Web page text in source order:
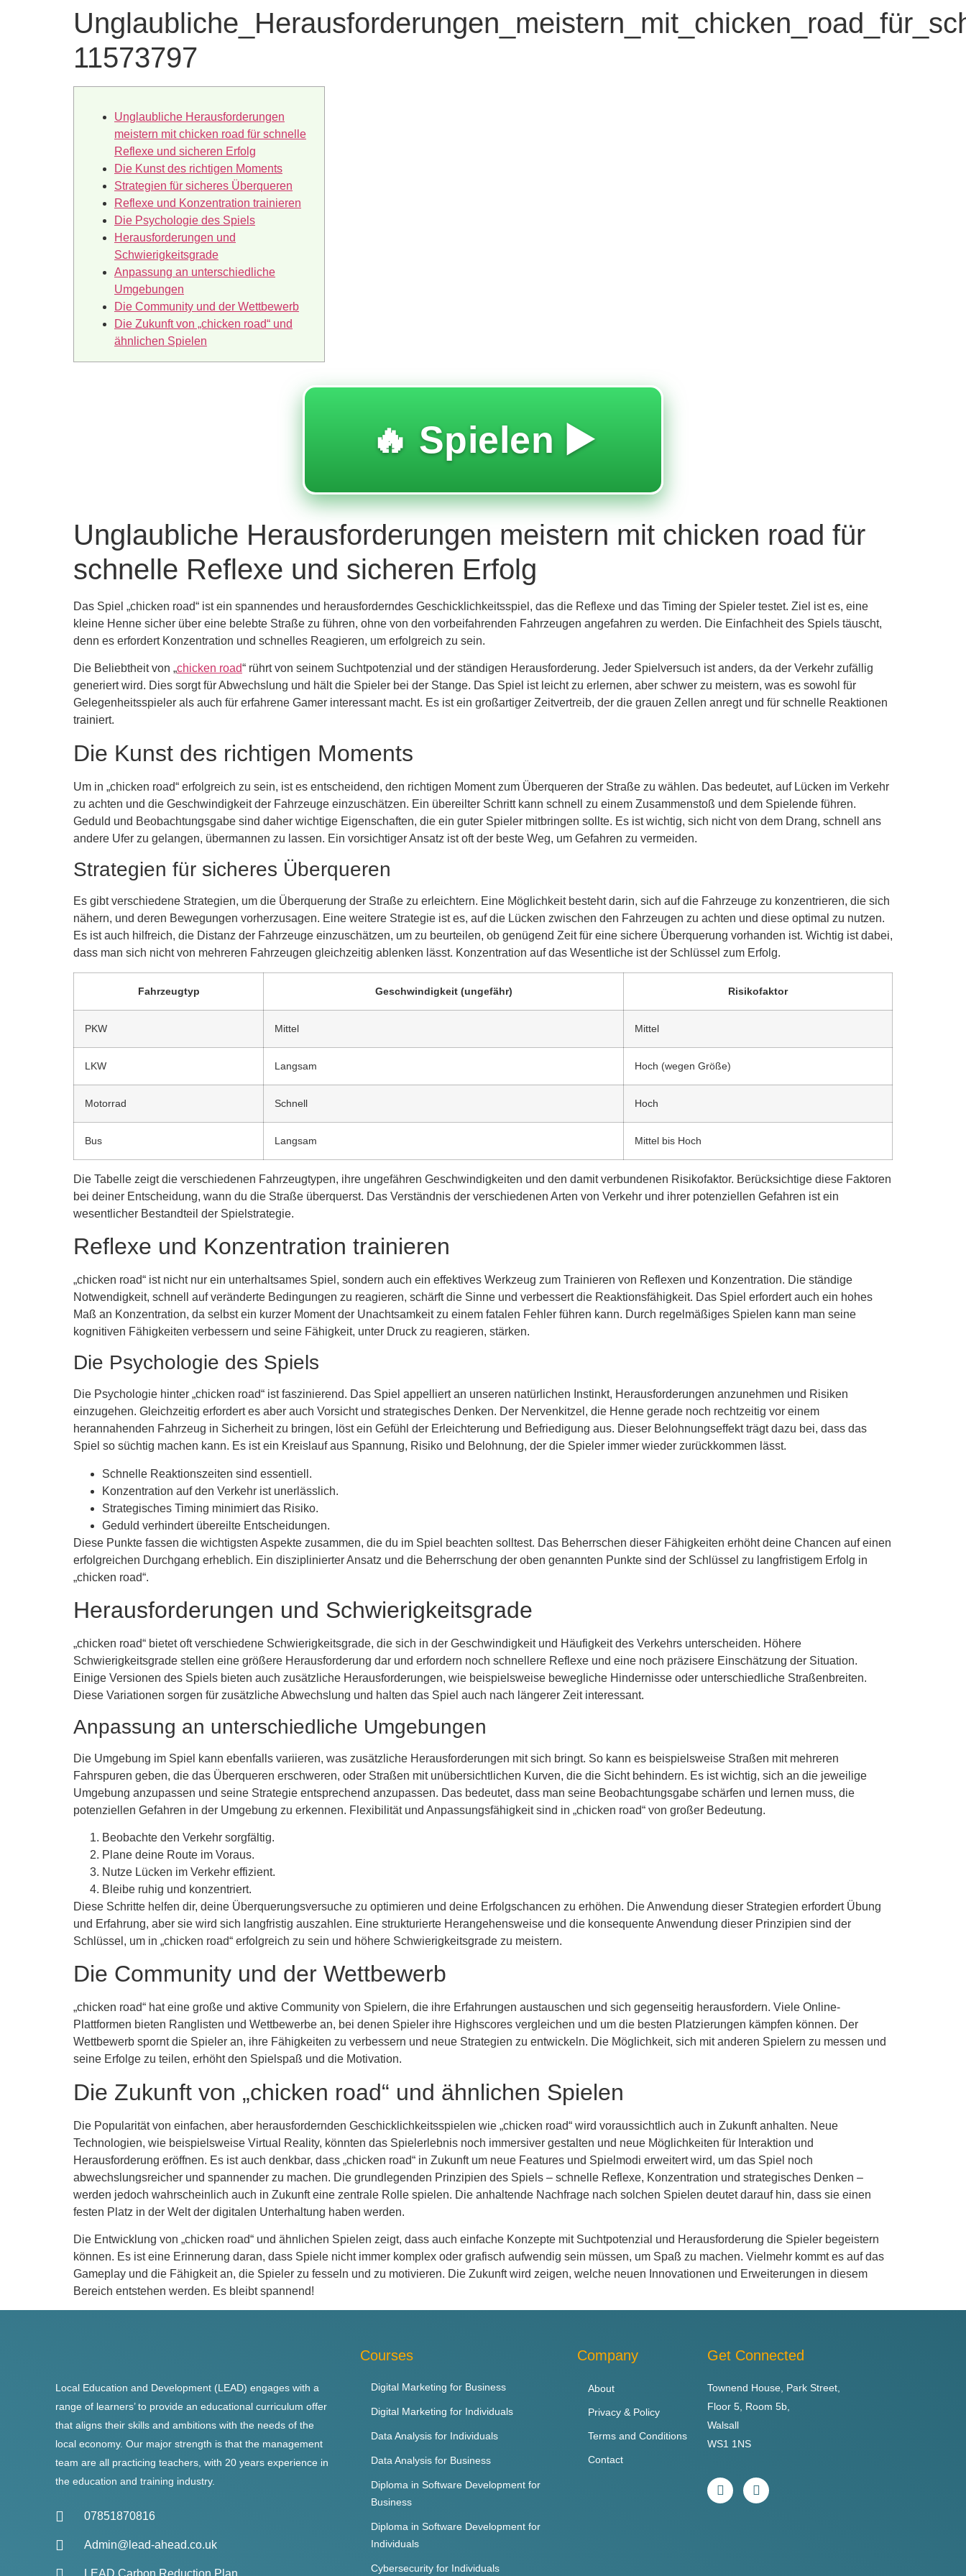
11573797
Unglaubliche Herausforderungen
meistern mit chicken road für schnelle
Reflexe und sicheren Erfolg
Die Kunst des richtigen Moments
Strategien für sicheres Überqueren
Reflexe und Konzentration trainieren
Die Psychologie des Spiels
Herausforderungen und
Schwierigkeitsgrade
Anpassung an unterschiedliche
Umgebungen
Die Community und der Wettbewerb
Die Zukunft von „chicken road“ und
ähnlichen Spielen
🔥 Spielen ▶️
Unglaubliche Herausforderungen meistern mit chicken road für
schnelle Reflexe und sicheren Erfolg
Das Spiel „chicken road“ ist ein spannendes und herausforderndes Geschicklichkeitsspiel, das die Reflexe und das Timing der Spieler testet. Ziel ist es, eine
kleine Henne sicher über eine belebte Straße zu führen, ohne von den vorbeifahrenden Fahrzeugen angefahren zu werden. Die Einfachheit des Spiels täuscht,
denn es erfordert Konzentration und schnelles Reagieren, um erfolgreich zu sein.
Die Beliebtheit von „chicken road“ rührt von seinem Suchtpotenzial und der ständigen Herausforderung. Jeder Spielversuch ist anders, da der Verkehr zufällig
generiert wird. Dies sorgt für Abwechslung und hält die Spieler bei der Stange. Das Spiel ist leicht zu erlernen, aber schwer zu meistern, was es sowohl für
Gelegenheitsspieler als auch für erfahrene Gamer interessant macht. Es ist ein großartiger Zeitvertreib, der die grauen Zellen anregt und für schnelle Reaktionen
trainiert.
Die Kunst des richtigen Moments
Um in „chicken road“ erfolgreich zu sein, ist es entscheidend, den richtigen Moment zum Überqueren der Straße zu wählen. Das bedeutet, auf Lücken im Verkehr
zu achten und die Geschwindigkeit der Fahrzeuge einzuschätzen. Ein übereilter Schritt kann schnell zu einem Zusammenstoß und dem Spielende führen.
Geduld und Beobachtungsgabe sind daher wichtige Eigenschaften, die ein guter Spieler mitbringen sollte. Es ist wichtig, sich nicht von dem Drang, schnell ans
andere Ufer zu gelangen, übermannen zu lassen. Ein vorsichtiger Ansatz ist oft der beste Weg, um Gefahren zu vermeiden.
Strategien für sicheres Überqueren
Es gibt verschiedene Strategien, um die Überquerung der Straße zu erleichtern. Eine Möglichkeit besteht darin, sich auf die Fahrzeuge zu konzentrieren, die sich
nähern, und deren Bewegungen vorherzusagen. Eine weitere Strategie ist es, auf die Lücken zwischen den Fahrzeugen zu achten und diese optimal zu nutzen.
Es ist auch hilfreich, die Distanz der Fahrzeuge einzuschätzen, um zu beurteilen, ob genügend Zeit für eine sichere Überquerung vorhanden ist. Wichtig ist dabei,
dass man sich nicht von mehreren Fahrzeugen gleichzeitig ablenken lässt. Konzentration auf das Wesentliche ist der Schlüssel zum Erfolg.
Fahrzeugtyp Geschwindigkeit (ungefähr) Risikofaktor
PKW Mittel Mittel
LKW Langsam Hoch (wegen Größe)
Motorrad Schnell Hoch
Bus Langsam Mittel bis Hoch
Die Tabelle zeigt die verschiedenen Fahrzeugtypen, ihre ungefähren Geschwindigkeiten und den damit verbundenen Risikofaktor. Berücksichtige diese Faktoren
bei deiner Entscheidung, wann du die Straße überquerst. Das Verständnis der verschiedenen Arten von Verkehr und ihrer potenziellen Gefahren ist ein
wesentlicher Bestandteil der Spielstrategie.
Reflexe und Konzentration trainieren
„chicken road“ ist nicht nur ein unterhaltsames Spiel, sondern auch ein effektives Werkzeug zum Trainieren von Reflexen und Konzentration. Die ständige
Notwendigkeit, schnell auf veränderte Bedingungen zu reagieren, schärft die Sinne und verbessert die Reaktionsfähigkeit. Das Spiel erfordert auch ein hohes
Maß an Konzentration, da selbst ein kurzer Moment der Unachtsamkeit zu einem fatalen Fehler führen kann. Durch regelmäßiges Spielen kann man seine
kognitiven Fähigkeiten verbessern und seine Fähigkeit, unter Druck zu reagieren, stärken.
Die Psychologie des Spiels
Die Psychologie hinter „chicken road“ ist faszinierend. Das Spiel appelliert an unseren natürlichen Instinkt, Herausforderungen anzunehmen und Risiken
einzugehen. Gleichzeitig erfordert es aber auch Vorsicht und strategisches Denken. Der Nervenkitzel, die Henne gerade noch rechtzeitig vor einem
herannahenden Fahrzeug in Sicherheit zu bringen, löst ein Gefühl der Erleichterung und Befriedigung aus. Dieser Belohnungseffekt trägt dazu bei, dass das
Spiel so süchtig machen kann. Es ist ein Kreislauf aus Spannung, Risiko und Belohnung, der die Spieler immer wieder zurückkommen lässt.
Schnelle Reaktionszeiten sind essentiell.
Konzentration auf den Verkehr ist unerlässlich.
Strategisches Timing minimiert das Risiko.
Geduld verhindert übereilte Entscheidungen.
Diese Punkte fassen die wichtigsten Aspekte zusammen, die du im Spiel beachten solltest. Das Beherrschen dieser Fähigkeiten erhöht deine Chancen auf einen
erfolgreichen Durchgang erheblich. Ein disziplinierter Ansatz und die Beherrschung der oben genannten Punkte sind der Schlüssel zu langfristigem Erfolg in
„chicken road“.
Herausforderungen und Schwierigkeitsgrade
„chicken road“ bietet oft verschiedene Schwierigkeitsgrade, die sich in der Geschwindigkeit und Häufigkeit des Verkehrs unterscheiden. Höhere
Schwierigkeitsgrade stellen eine größere Herausforderung dar und erfordern noch schnellere Reflexe und eine noch präzisere Einschätzung der Situation.
Einige Versionen des Spiels bieten auch zusätzliche Herausforderungen, wie beispielsweise bewegliche Hindernisse oder unterschiedliche Straßenbreiten.
Diese Variationen sorgen für zusätzliche Abwechslung und halten das Spiel auch nach längerer Zeit interessant.
Anpassung an unterschiedliche Umgebungen
Die Umgebung im Spiel kann ebenfalls variieren, was zusätzliche Herausforderungen mit sich bringt. So kann es beispielsweise Straßen mit mehreren
Fahrspuren geben, die das Überqueren erschweren, oder Straßen mit unübersichtlichen Kurven, die die Sicht behindern. Es ist wichtig, sich an die jeweilige
Umgebung anzupassen und seine Strategie entsprechend anzupassen. Das bedeutet, dass man seine Beobachtungsgabe schärfen und lernen muss, die
potenziellen Gefahren in der Umgebung zu erkennen. Flexibilität und Anpassungsfähigkeit sind in „chicken road“ von großer Bedeutung.
Beobachte den Verkehr sorgfältig.
Plane deine Route im Voraus.
Nutze Lücken im Verkehr effizient.
Bleibe ruhig und konzentriert.
Diese Schritte helfen dir, deine Überquerungsversuche zu optimieren und deine Erfolgschancen zu erhöhen. Die Anwendung dieser Strategien erfordert Übung
und Erfahrung, aber sie wird sich langfristig auszahlen. Eine strukturierte Herangehensweise und die konsequente Anwendung dieser Prinzipien sind der
Schlüssel, um in „chicken road“ erfolgreich zu sein und höhere Schwierigkeitsgrade zu meistern.
Die Community und der Wettbewerb
„chicken road“ hat eine große und aktive Community von Spielern, die ihre Erfahrungen austauschen und sich gegenseitig herausfordern. Viele Online-
Plattformen bieten Ranglisten und Wettbewerbe an, bei denen Spieler ihre Highscores vergleichen und um die besten Platzierungen kämpfen können. Der
Wettbewerb spornt die Spieler an, ihre Fähigkeiten zu verbessern und neue Strategien zu entwickeln. Die Möglichkeit, sich mit anderen Spielern zu messen und
seine Erfolge zu teilen, erhöht den Spielspaß und die Motivation.
Die Zukunft von „chicken road“ und ähnlichen Spielen
Die Popularität von einfachen, aber herausfordernden Geschicklichkeitsspielen wie „chicken road“ wird voraussichtlich auch in Zukunft anhalten. Neue
Technologien, wie beispielsweise Virtual Reality, könnten das Spielerlebnis noch immersiver gestalten und neue Möglichkeiten für Interaktion und
Herausforderung eröffnen. Es ist auch denkbar, dass „chicken road“ in Zukunft um neue Features und Spielmodi erweitert wird, um das Spiel noch
abwechslungsreicher und spannender zu machen. Die grundlegenden Prinzipien des Spiels – schnelle Reflexe, Konzentration und strategisches Denken –
werden jedoch wahrscheinlich auch in Zukunft eine zentrale Rolle spielen. Die anhaltende Nachfrage nach solchen Spielen deutet darauf hin, dass sie einen
festen Platz in der Welt der digitalen Unterhaltung haben werden.
Die Entwicklung von „chicken road“ und ähnlichen Spielen zeigt, dass auch einfache Konzepte mit Suchtpotenzial und Herausforderung die Spieler begeistern
können. Es ist eine Erinnerung daran, dass Spiele nicht immer komplex oder grafisch aufwendig sein müssen, um Spaß zu machen. Vielmehr kommt es auf das
Gameplay und die Fähigkeit an, die Spieler zu fesseln und zu motivieren. Die Zukunft wird zeigen, welche neuen Innovationen und Erweiterungen in diesem
Bereich entstehen werden. Es bleibt spannend!
Local Education and Development (LEAD) engages with a
range of learners’ to provide an educational curriculum offer
that aligns their skills and ambitions with the needs of the
local economy. Our major strength is that the management
team are all practicing teachers, with 20 years experience in
the education and training industry.
07851870816
Admin@lead-ahead.co.uk
Courses
Digital Marketing for Business
Digital Marketing for Individuals
Data Analysis for Individuals
Data Analysis for Business
Diploma in Software Development for
Business
Diploma in Software Development for
Individuals
Cybersecurity for Individuals
Company
About
Privacy & Policy
Terms and Conditions
Contact
Get Connected
Townend House, Park Street,
Floor 5, Room 5b,
Walsall
WS1 1NS